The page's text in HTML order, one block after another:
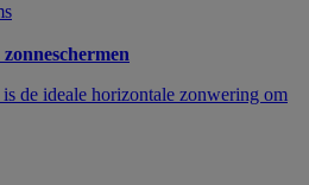
de ideale horizontale zonwering om